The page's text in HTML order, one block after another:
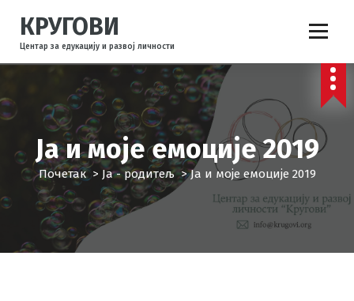
ч
н
а
ж
КРУГОВИ
Центар за едукацију и развој личности
Ја и моје емоције 2019
Почетак> Ја - родитељ>Ја и моје емоције 2019